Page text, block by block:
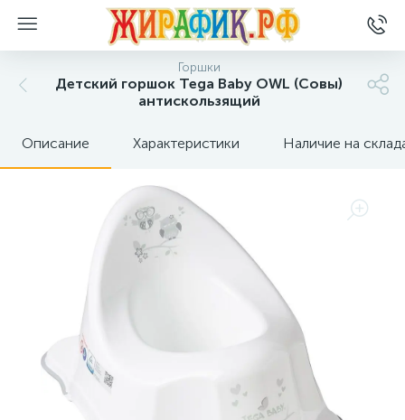
Горшки
Детский горшок Tega Baby OWL (Совы)
антискользящий
Описание Характеристики Наличие на